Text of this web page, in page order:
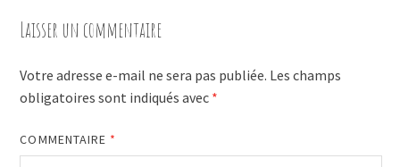
Laisser un commentaire
Votre adresse e-mail ne sera pas publiée. Les champs
obligatoires sont indiqués avec *
COMMENTAIRE *